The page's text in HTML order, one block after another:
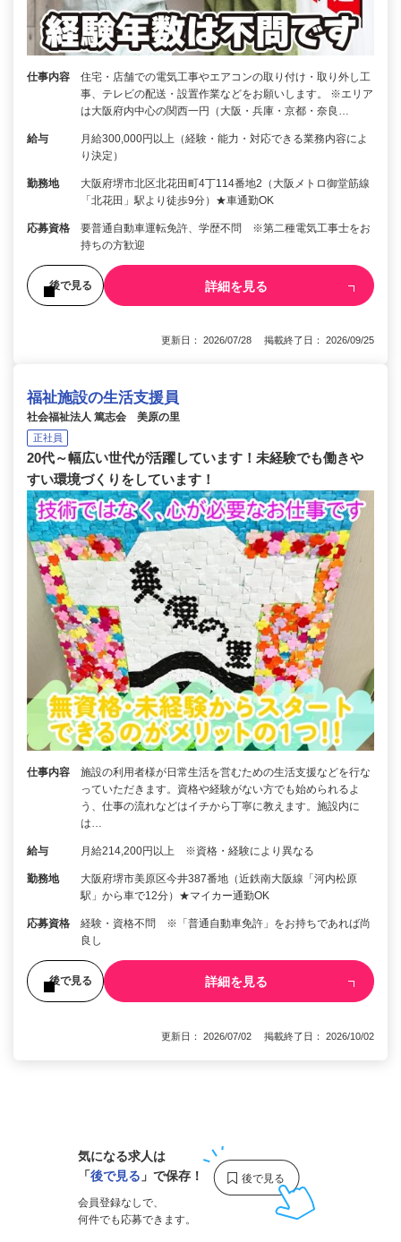
仕事内容
住宅・店舗での電気工事やエアコンの取り付け・取り外し工
事、テレビの配送・設置作業などをお願いします。 ※エリア
は大阪府内中心の関西一円（大阪・兵庫・京都・奈良…
給与
月給300,000円以上（経験・能力・対応できる業務内容によ
り決定）
勤務地
大阪府堺市北区北花田町4丁114番地2（大阪メトロ御堂筋線
「北花田」駅より徒歩9分）★車通勤OK
応募資格
要普通自動車運転免許、学歴不問 ※第二種電気工事士をお
持ちの方歓迎
後で見る 詳細を見る
更新日： 2026/07/28 掲載終了日： 2026/09/25
福祉施設の生活支援員
社会福祉法人 篤志会 美原の里
正社員
20代～幅広い世代が活躍しています！未経験でも働きや
すい環境づくりをしています！
仕事内容
施設の利用者様が日常生活を営むための生活支援などを行な
っていただきます。資格や経験がない方でも始められるよ
う、仕事の流れなどはイチから丁寧に教えます。施設内に
は…
給与 月給214,200円以上 ※資格・経験により異なる
勤務地
大阪府堺市美原区今井387番地（近鉄南大阪線「河内松原
駅」から車で12分）★マイカー通勤OK
応募資格
経験・資格不問 ※「普通自動車免許」をお持ちであれば尚
良し
後で見る 詳細を見る
更新日： 2026/07/02 掲載終了日： 2026/10/02
気になる求人は
「後で見る 」で保存！
会員登録なしで、
何件でも応募できます。